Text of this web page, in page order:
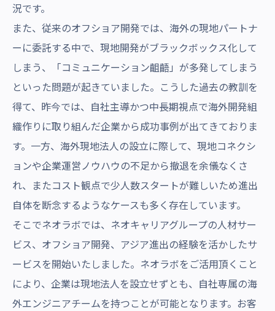
況です。
また、従来のオフショア開発では、海外の現地パートナ
ーに委託する中で、現地開発がブラックボックス化して
しまう、「コミュニケーション齟齬」が多発してしまう
といった問題が起きていました。こうした過去の教訓を
得て、昨今では、自社主導かつ中長期視点で海外開発組
織作りに取り組んだ企業から成功事例が出てきておりま
す。一方、海外現地法人の設立に際して、現地コネクシ
ョンや企業運営ノウハウの不足から撤退を余儀なくさ
れ、またコスト観点で少人数スタートが難しいため進出
自体を断念するようなケースも多く存在しています。
そこでネオラボでは、ネオキャリアグループの人材サー
ビス、オフショア開発、アジア進出の経験を活かしたサ
ービスを開始いたしました。ネオラボをご活用頂くこと
により、企業は現地法人を設立せずとも、自社専属の海
外エンジニアチームを持つことが可能となります。お客